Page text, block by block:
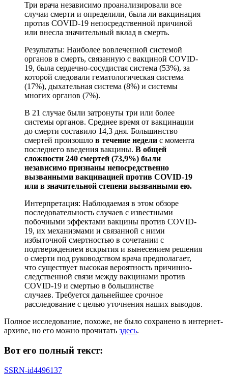
Три врача независимо проанализировали все
случаи смерти и определили, была ли вакцинация
против COVID-19 непосредственной причиной
или внесла значительный вклад в смерть.
Результаты: Наиболее вовлеченной системой
органов в смерть, связанную с вакциной COVID-
19, была сердечно-сосудистая система (53%), за
которой следовали гематологическая система
(17%), дыхательная система (8%) и системы
многих органов (7%).
В 21 случае были затронуты три или более
системы органов. Среднее время от вакцинации
до смерти составило 14,3 дня. Большинство
смертей произошло в течение недели с момента
последнего введения вакцины. В общей
сложности 240 смертей (73,9%) были
независимо признаны непосредственно
вызванными вакцинацией против COVID-19
или в значительной степени вызванными ею.
Интерпретация: Наблюдаемая в этом обзоре
последовательность случаев с известными
побочными эффектами вакцины против COVID-
19, их механизмами и связанной с ними
избыточной смертностью в сочетании с
подтверждением вскрытия и вынесением решения
о смерти под руководством врача предполагает,
что существует высокая вероятность причинно-
следственной связи между вакцинами против
COVID-19 и смертью в большинстве
случаев. Требуется дальнейшее срочное
расследование с целью уточнения наших выводов.
Полное исследование, похоже, не было сохранено в интернет-
архиве, но его можно прочитать здесь.
Вот его полный текст:
SSRN-id4496137